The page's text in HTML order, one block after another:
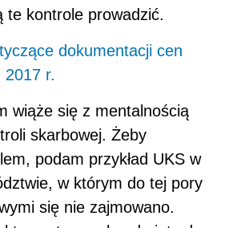
te kontrole prowadzić.
dokumentacji cen
2017 r.
wiąże się z mentalnością
skarbowej. Żeby
podam przykład UKS w
w którym do tej pory
się nie zajmowano.